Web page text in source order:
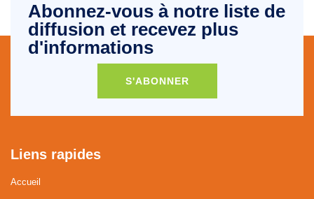
Abonnez-vous à notre liste de
diffusion et recevez plus
d'informations
S'ABONNER
Liens rapides
Accueil